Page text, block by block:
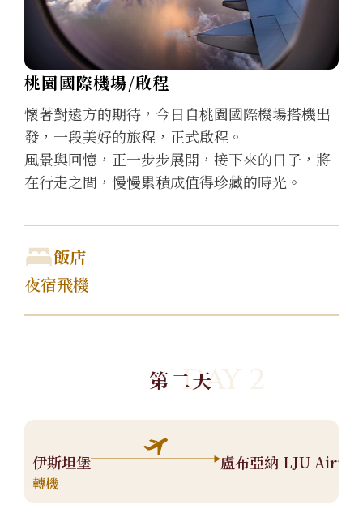
桃園國際機場/啟程
懷著對遠方的期待，今日自桃園國際機場搭機出
發，一段美好的旅程，正式啟程。
風景與回憶，正一步步展開，接下來的日子，將
在行走之間，慢慢累積成值得珍藏的時光。
飯店
夜宿飛機
第二天DAY 2
伊斯坦堡
轉機
盧布亞納 LJU